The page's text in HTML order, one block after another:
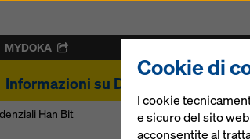
MYDOKA
Informazioni su Doka
Han Bit
Cookie di
I cookie
e sicuro del sito
acconsentite al